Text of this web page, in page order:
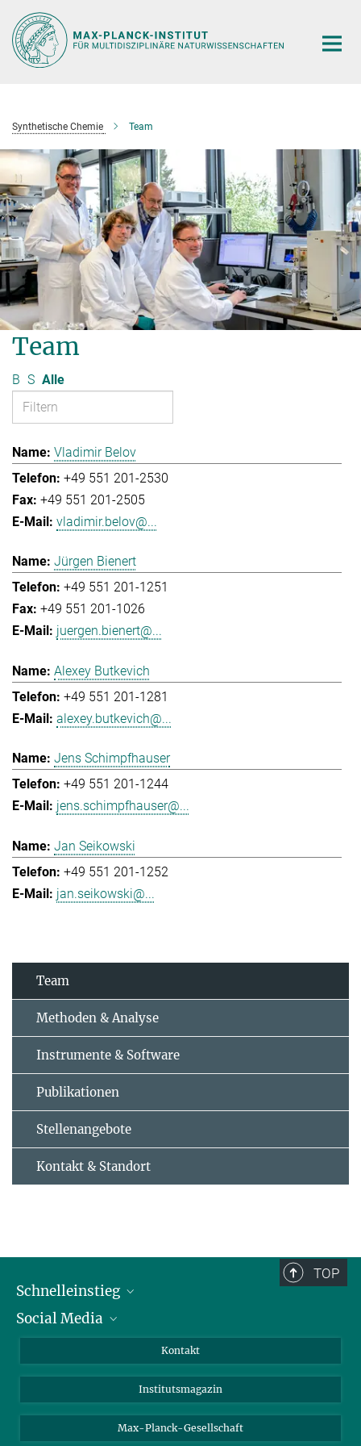
Hauptinhalt
Synthetische Chemie Team
Team
B S Alle
Vladimir Belov
+49 551 201-2530
+49 551 201-2505
vladimir.belov@...
Jürgen Bienert
+49 551 201-1251
+49 551 201-1026
juergen.bienert@...
Alexey Butkevich
+49 551 201-1281
alexey.butkevich@...
Jens Schimpfhauser
+49 551 201-1244
jens.schimpfhauser@...
Jan Seikowski
+49 551 201-1252
jan.seikowski@...
Team
Methoden & Analyse
Instrumente & Software
Publikationen
Stellenangebote
Kontakt & Standort
TOP
Schnelleinstieg
Alumni
Social Media
Facebook
Kontakt
Institutsmagazin
Max-Planck-Gesellschaft